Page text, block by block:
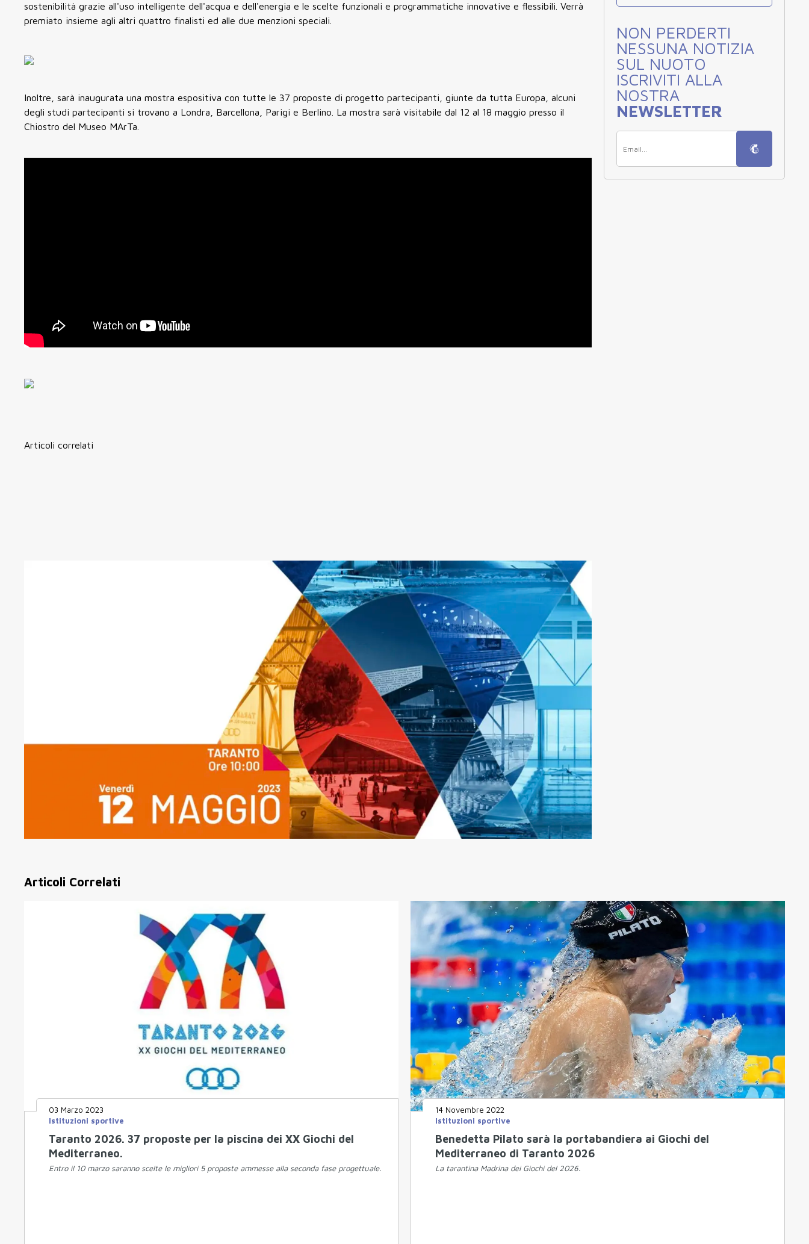
sostenibilità grazie all'uso intelligente dell'acqua e dell'energia e le scelte funzionali e programmatiche innovative e flessibili. Verrà
premiato insieme agli altri quattro finalisti ed alle due menzioni speciali.
Inoltre, sarà inaugurata una mostra espositiva con tutte le 37 proposte di progetto partecipanti, giunte da tutta Europa, alcuni
degli studi partecipanti si trovano a Londra, Barcellona, Parigi e Berlino. La mostra sarà visitabile dal 12 al 18 maggio presso il
Chiostro del Museo MArTa.
Articoli correlati
NON PERDERTI
NESSUNA NOTIZIA
SUL NUOTO
ISCRIVITI ALLA
NOSTRA
NEWSLETTER
Articoli Correlati
03 Marzo 2023
Istituzioni sportive
Taranto 2026. 37 proposte per la piscina dei XX Giochi del
Mediterraneo.
Entro il 10 marzo saranno scelte le migliori 5 proposte ammesse alla seconda fase progettuale.
14 Novembre 2022
Istituzioni sportive
Benedetta Pilato sarà la portabandiera ai Giochi del
Mediterraneo di Taranto 2026
La tarantina Madrina dei Giochi del 2026.